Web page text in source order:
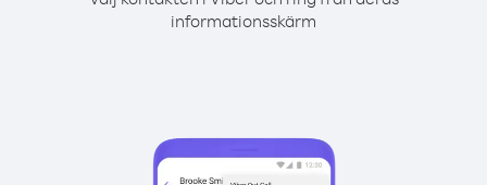
informationsskärm